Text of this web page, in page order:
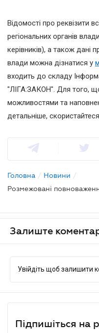
Відомості про реквізити
регіональних органів
керівників), а також дані
влади можна дізнатися у
входить до складу
"ЛІГА:ЗАКОН". Для того,
можливостями та
детальніше, скористайтеся
Головна / Новини /
Залиште
Увійдіть щоб залишити
Підпишіться на